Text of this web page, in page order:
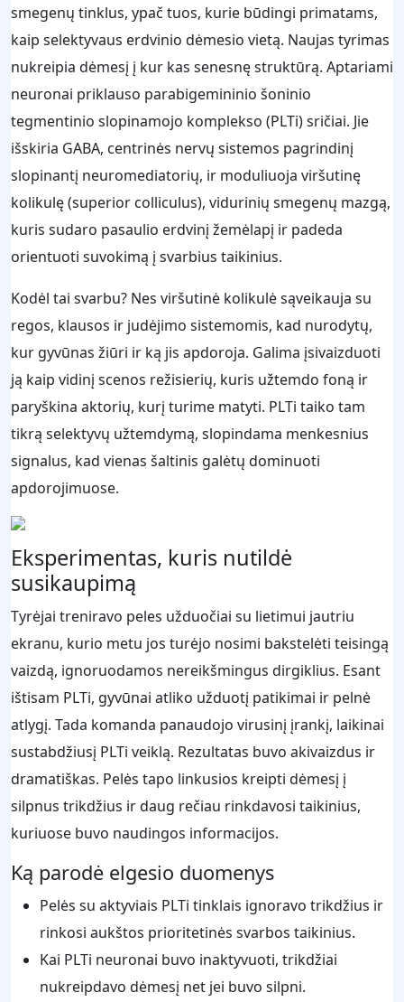
smegenų tinklus, ypač tuos, kurie būdingi primatams,
kaip selektyvaus erdvinio dėmesio vietą. Naujas tyrimas
nukreipia dėmesį į kur kas senesnę struktūrą. Aptariami
neuronai priklauso parabigemininio šoninio
tegmentinio slopinamojo komplekso (PLTi) sričiai. Jie
išskiria GABA, centrinės nervų sistemos pagrindinį
slopinantį neuromediatorių, ir moduliuoja viršutinę
kolikulę (superior colliculus), vidurinių smegenų mazgą,
kuris sudaro pasaulio erdvinį žemėlapį ir padeda
orientuoti suvokimą į svarbius taikinius.
Kodėl tai svarbu? Nes viršutinė kolikulė sąveikauja su
regos, klausos ir judėjimo sistemomis, kad nurodytų,
kur gyvūnas žiūri ir ką jis apdoroja. Galima įsivaizduoti
ją kaip vidinį scenos režisierių, kuris užtemdo foną ir
paryškina aktorių, kurį turime matyti. PLTi taiko tam
tikrą selektyvų užtemdymą, slopindama menkesnius
signalus, kad vienas šaltinis galėtų dominuoti
apdorojimuose.
Eksperimentas, kuris nutildė
susikaupimą
Tyrėjai treniravo peles užduočiai su lietimui jautriu
ekranu, kurio metu jos turėjo nosimi bakstelėti teisingą
vaizdą, ignoruodamos nereikšmingus dirgiklius. Esant
ištisam PLTi, gyvūnai atliko užduotį patikimai ir pelnė
atlygį. Tada komanda panaudojo virusinį įrankį, laikinai
sustabdžiusį PLTi veiklą. Rezultatas buvo akivaizdus ir
dramatiškas. Pelės tapo linkusios kreipti dėmesį į
silpnus trikdžius ir daug rečiau rinkdavosi taikinius,
kuriuose buvo naudingos informacijos.
Ką parodė elgesio duomenys
Pelės su aktyviais PLTi tinklais ignoravo trikdžius ir
rinkosi aukštos prioritetinės svarbos taikinius.
Kai PLTi neuronai buvo inaktyvuoti, trikdžiai
nukreipdavo dėmesį net jei buvo silpni.